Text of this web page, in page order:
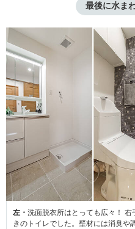
最後に水ま
左・ 洗面脱衣所はとっても広々！
きのトイレでした。壁材には消臭や